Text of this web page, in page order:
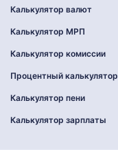
Калькулятор валют
Калькулятор МРП
Калькулятор комиссии
Процентный калькулятор
Калькулятор пени
Калькулятор зарплаты